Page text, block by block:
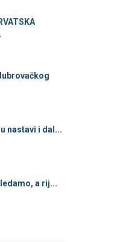
nastavi i dal...
a rij...